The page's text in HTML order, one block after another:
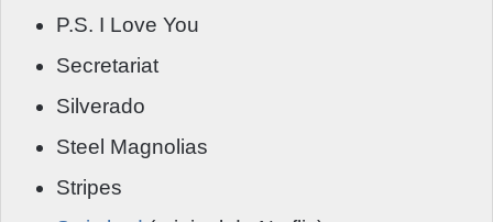
P.S. I Love You
Secretariat
Silverado
Steel Magnolias
Stripes